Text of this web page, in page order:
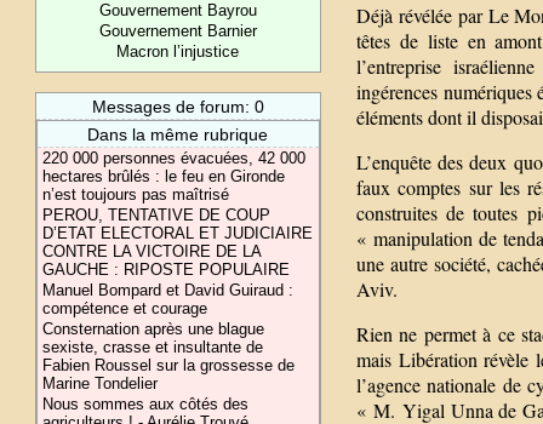
Gouvernement Bayrou
Gouvernement Barnier
Macron l’injustice
Messages de forum: 0
Dans la même rubrique
220 000 personnes évacuées, 42 000
hectares brûlés : le feu en Gironde
n’est toujours pas maîtrisé
PEROU, TENTATIVE DE COUP
D’ETAT ELECTORAL ET JUDICIAIRE
CONTRE LA VICTOIRE DE LA
GAUCHE : RIPOSTE POPULAIRE
Manuel Bompard et David Guiraud :
compétence et courage
Consternation après une blague
sexiste, crasse et insultante de
Fabien Roussel sur la grossesse de
Marine Tondelier
Nous sommes aux côtés des
Déjà révélée par Le
têtes de liste en
l’entreprise
ingérences numériques
éléments dont il
L’enquête des deux
faux comptes sur les
construites de toutes
« manipulation de
une autre société,
Aviv.
Rien ne permet à ce
mais Libération révèle
l’agence nationale de
« M. Yigal Unna de